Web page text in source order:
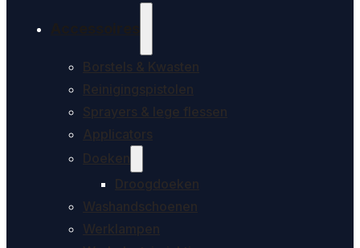
Borstels & Kwasten
Reinigingspistolen
Sprayers & lege flessen
Applicators
Doeken
Droogdoeken
Washandschoenen
Werklampen